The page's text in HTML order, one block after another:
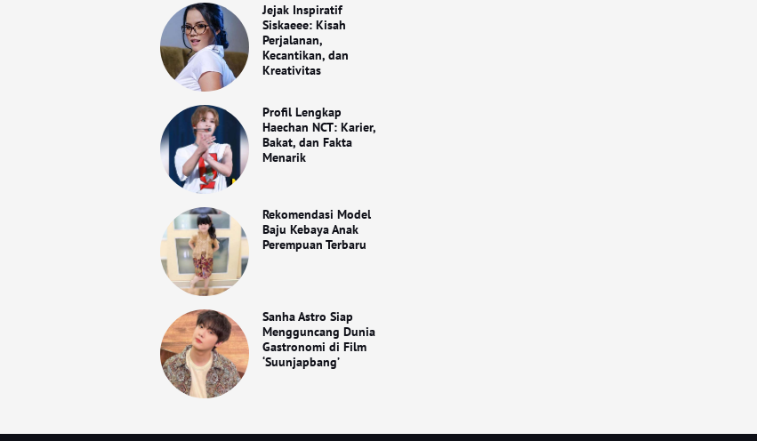
Jejak Inspiratif
Siskaeee: Kisah
Perjalanan,
Kecantikan, dan
Kreativitas
Profil Lengkap
Haechan NCT: Karier,
Bakat, dan Fakta
Menarik
Rekomendasi Model
Baju Kebaya Anak
Perempuan Terbaru
Sanha Astro Siap
Mengguncang Dunia
Gastronomi di Film
‘Suunjapbang’